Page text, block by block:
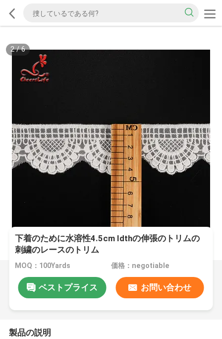
2/6
下着のために水溶性4.5cm Idthの伸張のトリムの
刺繍のレースのトリム
MOQ：100Yards 価格：negotiable
ベストプライス お問い合わせ
製品の説明